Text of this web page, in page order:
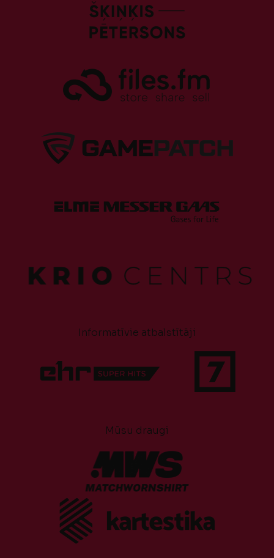
Informatīvie atbalstītāji
Mūsu draugi